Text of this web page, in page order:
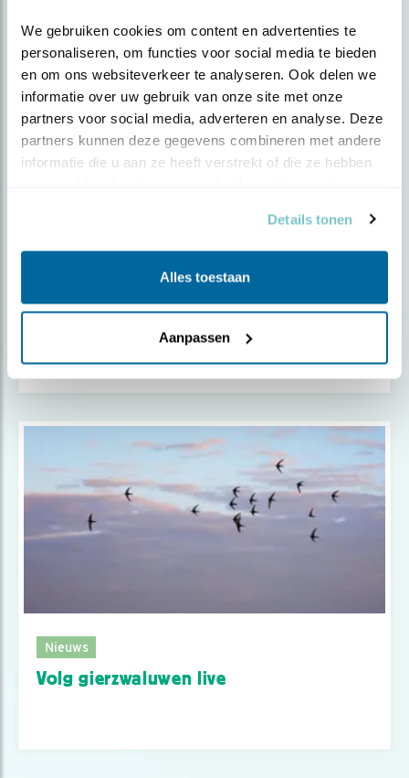
We gebruiken cookies om content en advertenties te
personaliseren, om functies voor social media te bieden
en om ons websiteverkeer te analyseren. Ook delen we
informatie over uw gebruik van onze site met onze
partners voor social media, adverteren en analyse. Deze
partners kunnen deze gegevens combineren met andere
informatie die u aan ze heeft verstrekt of die ze hebben
Details tonen
Alles toestaan
Aanpassen
Nieuws
Volg gierzwaluwen live